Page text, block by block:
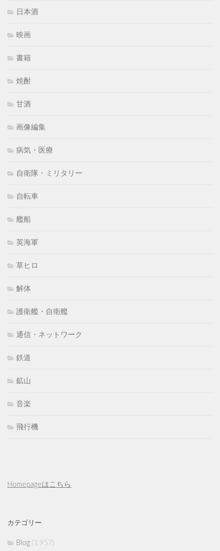
日本酒
映画
書籍
焼酎
甘酒
画像編集
病気・医療
自衛隊・ミリタリー
自転車
艦船
英海軍
草ヒロ
解体
護衛艦・自衛艦
通信・ネットワーク
鉄道
鉱山
音楽
飛行機
Homepageはこちら
カテゴリー
Blog (1,957)